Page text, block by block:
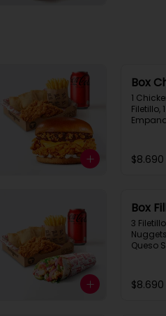
Box
1
Filetillo,
$8.690
Box
3
Queso
$8.690